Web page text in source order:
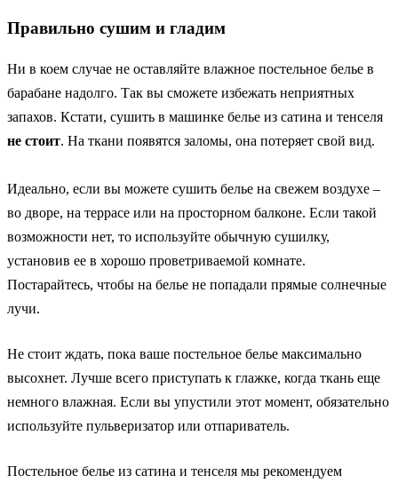
Правильно сушим и гладим
Ни в коем случае не оставляйте влажное постельное белье в
барабане надолго. Так вы сможете избежать неприятных
запахов. Кстати, сушить в машинке белье из сатина и тенселя
не стоит. На ткани появятся заломы, она потеряет свой вид.
Идеально, если вы можете сушить белье на свежем воздухе –
во дворе, на террасе или на просторном балконе. Если такой
возможности нет, то используйте обычную сушилку,
установив ее в хорошо проветриваемой комнате.
Постарайтесь, чтобы на белье не попадали прямые солнечные
лучи.
Не стоит ждать, пока ваше постельное белье максимально
высохнет. Лучше всего приступать к глажке, когда ткань еще
немного влажная. Если вы упустили этот момент, обязательно
используйте пульверизатор или отпариватель.
Постельное белье из сатина и тенселя мы рекомендуем